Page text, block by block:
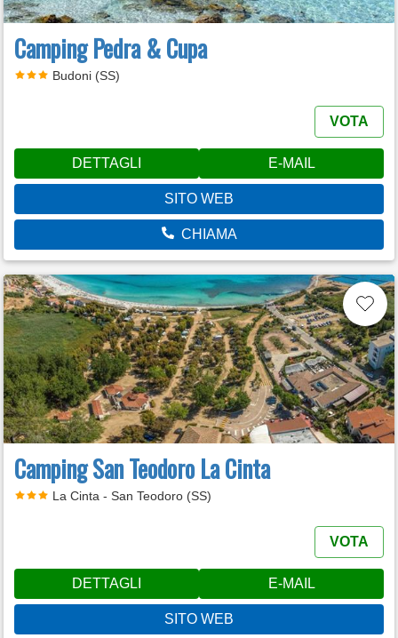
Camping Pedra & Cupa
Budoni (SS)
VOTA
DETTAGLI E-MAIL
SITO WEB
CHIAMA
Camping San Teodoro La Cinta
La Cinta - San Teodoro (SS)
VOTA
DETTAGLI E-MAIL
SITO WEB